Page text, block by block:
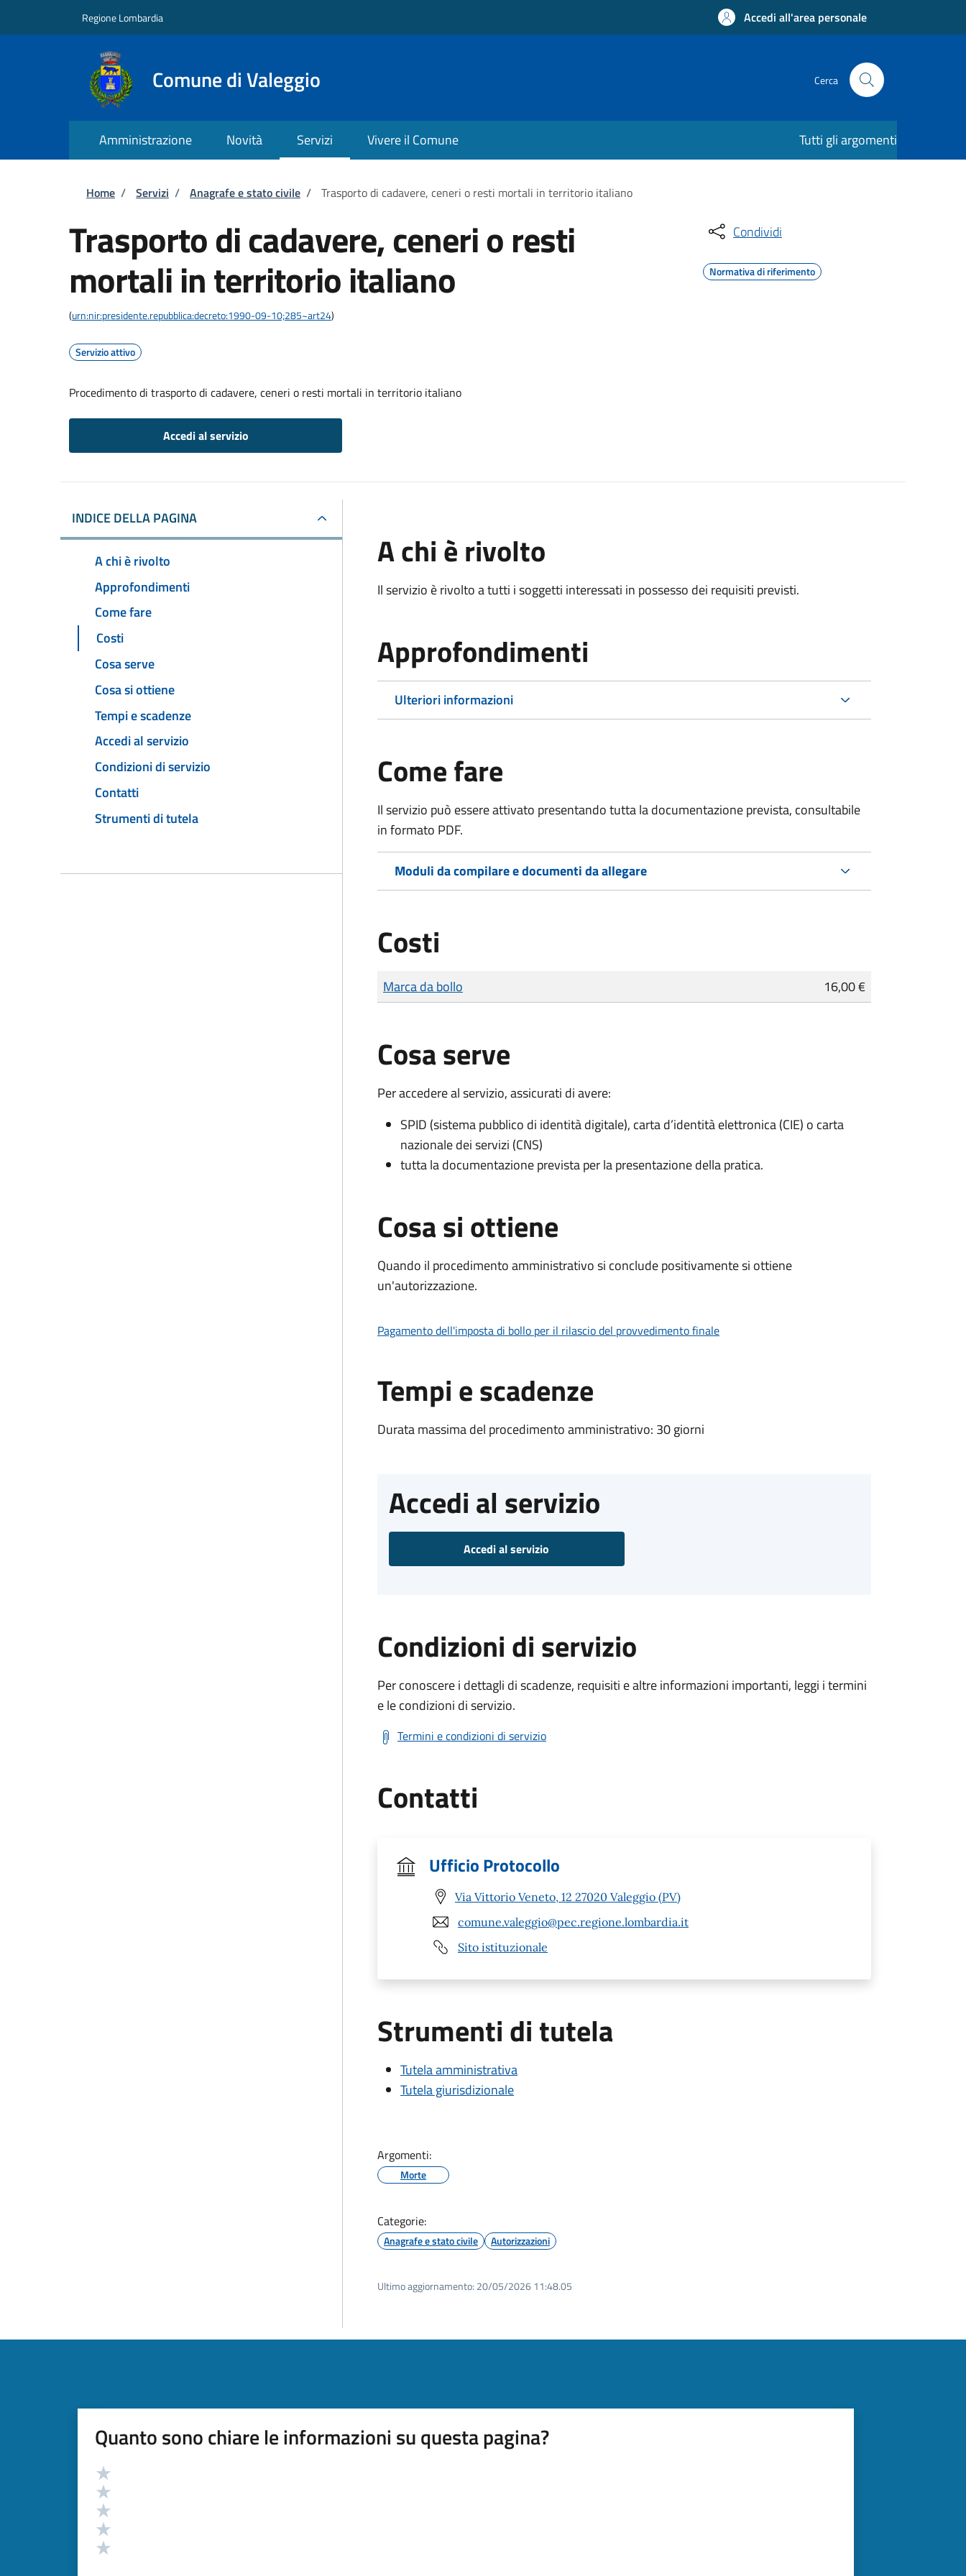
Regione Lombardia Accedi all'area personale
Comune di Valeggio Cerca
Amministrazione Novità Servizi Vivere il Comune Tutti gli argomenti
Briciole di pane
Home / Servizi / Anagrafe e stato civile / Trasporto di cadavere, ceneri o resti mortali in territorio italiano
Trasporto di cadavere, ceneri o resti
mortali in territorio italiano
(urn:nir:presidente.repubblica:decreto:1990-09-10;285~art24)
Servizio attivo
Procedimento di trasporto di cadavere, ceneri o resti mortali in territorio italiano
Accedi al servizio
Condividi
Normativa di riferimento
INDICE DELLA PAGINA
A chi è rivolto
Approfondimenti
Come fare
Costi
Cosa serve
Cosa si ottiene
Tempi e scadenze
Accedi al servizio
Condizioni di servizio
Contatti
Strumenti di tutela
A chi è rivolto
Il servizio è rivolto a tutti i soggetti interessati in possesso dei requisiti previsti.
Approfondimenti
Ulteriori informazioni
Come fare
Il servizio può essere attivato presentando tutta la documentazione prevista, consultabile
in formato PDF.
Moduli da compilare e documenti da allegare
Costi
Tipo di pagamento
Importo
Marca da bollo 16,00 €
Cosa serve
Per accedere al servizio, assicurati di avere:
SPID (sistema pubblico di identità digitale), carta d’identità elettronica (CIE) o carta
nazionale dei servizi (CNS)
tutta la documentazione prevista per la presentazione della pratica.
Cosa si ottiene
Quando il procedimento amministrativo si conclude positivamente si ottiene
un'autorizzazione.
Pagamento dell'imposta di bollo per il rilascio del provvedimento finale
Tempi e scadenze
Durata massima del procedimento amministrativo: 30 giorni
Accedi al servizio
Accedi al servizio
Condizioni di servizio
Per conoscere i dettagli di scadenze, requisiti e altre informazioni importanti, leggi i termini
e le condizioni di servizio.
Termini e condizioni di servizio
Contatti
Ufficio Protocollo
Via Vittorio Veneto, 12 27020 Valeggio (PV)
comune.valeggio@pec.regione.lombardia.it
Sito istituzionale
Strumenti di tutela
Tutela amministrativa
Tutela giurisdizionale
Argomenti:
Morte
Categorie:
Anagrafe e stato civile Autorizzazioni
Ultimo aggiornamento: 20/05/2026 11:48.05
Quanto sono chiare le informazioni su questa pagina?
Valutazione